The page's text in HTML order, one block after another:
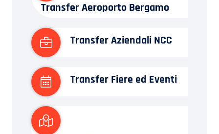
Transfer Aeroporto Bergamo
Transfer Aziendali NCC
Transfer Fiere ed Eventi